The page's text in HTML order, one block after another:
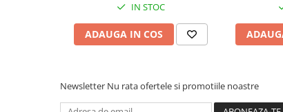
IN STOC
ADAUGA IN COS
Newsletter Nu rata ofertele si promotiile noastre